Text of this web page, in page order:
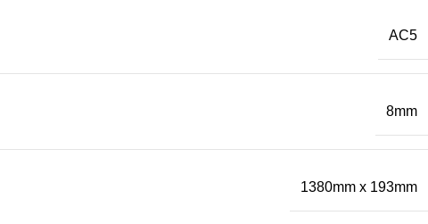
AC5
8mm
1380mm x 193mm